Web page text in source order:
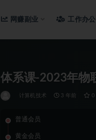
网赚副业 工作办公
体系课-2023年物
计算机技术 3 年前 0
普通会员
黄金会员